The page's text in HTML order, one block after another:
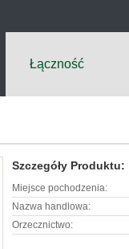
Łączność
Szczegóły Produktu:
Miejsce pochodzenia:
Nazwa handlowa:
Orzecznictwo: